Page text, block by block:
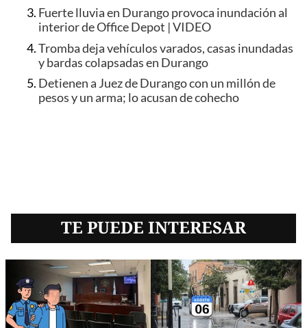
Fuerte lluvia en Durango provoca inundación al
interior de Office Depot | VIDEO
Tromba deja vehículos varados, casas inundadas
y bardas colapsadas en Durango
Detienen a Juez de Durango con un millón de
pesos y un arma; lo acusan de cohecho
TE PUEDE INTERESAR